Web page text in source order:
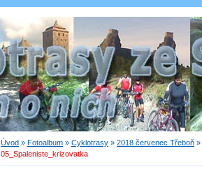
Úvod » Fotoalbum » Cyklotrasy » 2018 červenec Třeboň »
05_Spaleniste_krizovatka